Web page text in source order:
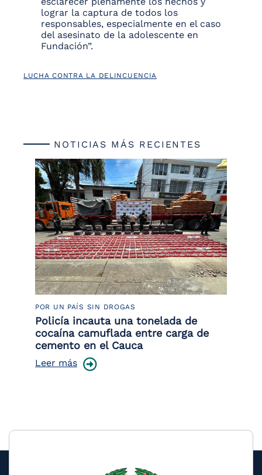
lograr la captura de todos los
responsables, especialmente en el caso
del asesinato de la adolescente en
Fundación”.
LUCHA CONTRA LA DELINCUENCIA
NOTICIAS MÁS RECIENTES
POR UN PAÍS SIN DROGAS
Policía incauta una tonelada de
cocaína camuflada entre carga de
cemento en el Cauca
Leer más